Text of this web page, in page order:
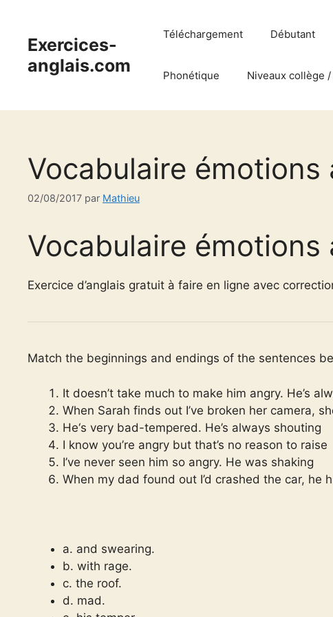
contenuExercices-
anglais.com
Téléchargement Débutant
Phonétique Niveaux collège
Vocabulaire émotions
02/08/2017 par Mathieu
Vocabulaire émotions
Exercice d’anglais gratuit à faire en ligne avec
Match the beginnings and endings of the sentences
It doesn’t take much to make him angry. He’s
When Sarah finds out I’ve broken her camera,
He‘s very bad-tempered. He’s always shouting
I know you’re angry but that’s no reason to raise
I’ve never seen him so angry. He was shaking
When my dad found out I’d crashed the car, he
a. and swearing.
b. with rage.
c. the roof.
d. mad.